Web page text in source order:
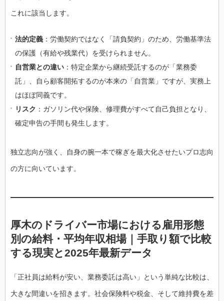
これに該当します。
法的定義 ：労働契約ではなく「請負契約」のため、労働基準法
の保護（有給や残業代）を受けられません。
自営業との違い ：特定企業から継続受託するのが「業務委
託」、自ら顧客開拓するのが本来の「自営業」ですが、実務上
はほぼ同義です。
リスク ：ガソリン代や保険、修理費がすべて自己負担となり、
確定申告の手間も発生します。
独立志向が強く、自身の腕一本で稼ぎを最大化させたいプロ志向
の方に向いています。
厚木のドライバー市場における雇用形態
別の給料・平均年収相場｜手取り額で比較
する現実と2025年最新データ
「正社員は給料が安い、業務委託は高い」という単純な比較は、
大きな間違いを招きます。社会保険料や税金、そして維持費を差